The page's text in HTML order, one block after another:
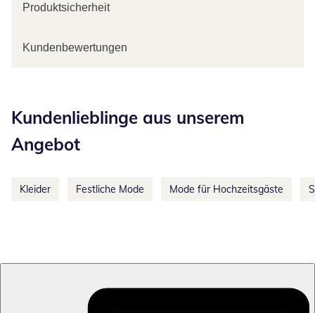
Produktsicherheit
Kundenbewertungen
Kundenlieblinge aus unserem
Angebot
Kleider Festliche Mode Mode für Hochzeitsgäste